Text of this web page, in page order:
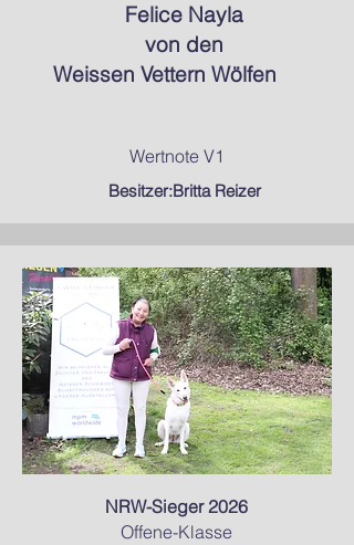
Felice Nayla
von den
Weissen Vettern Wölfen
Wertnote V1
Besitzer:Britta Reizer
NRW-Sieger 2026
Offene-Klasse